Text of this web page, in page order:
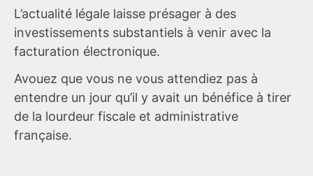
L’actualité légale laisse présager à des
investissements substantiels à venir avec la
facturation électronique.
Avouez que vous ne vous attendiez pas à
entendre un jour qu’il y avait un bénéfice à tirer
de la lourdeur fiscale et administrative
française.